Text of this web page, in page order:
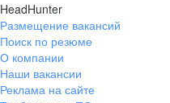
HeadHunter
Размещение вакансий
Поиск по резюме
О компании
Наши вакансии
Реклама на сайте